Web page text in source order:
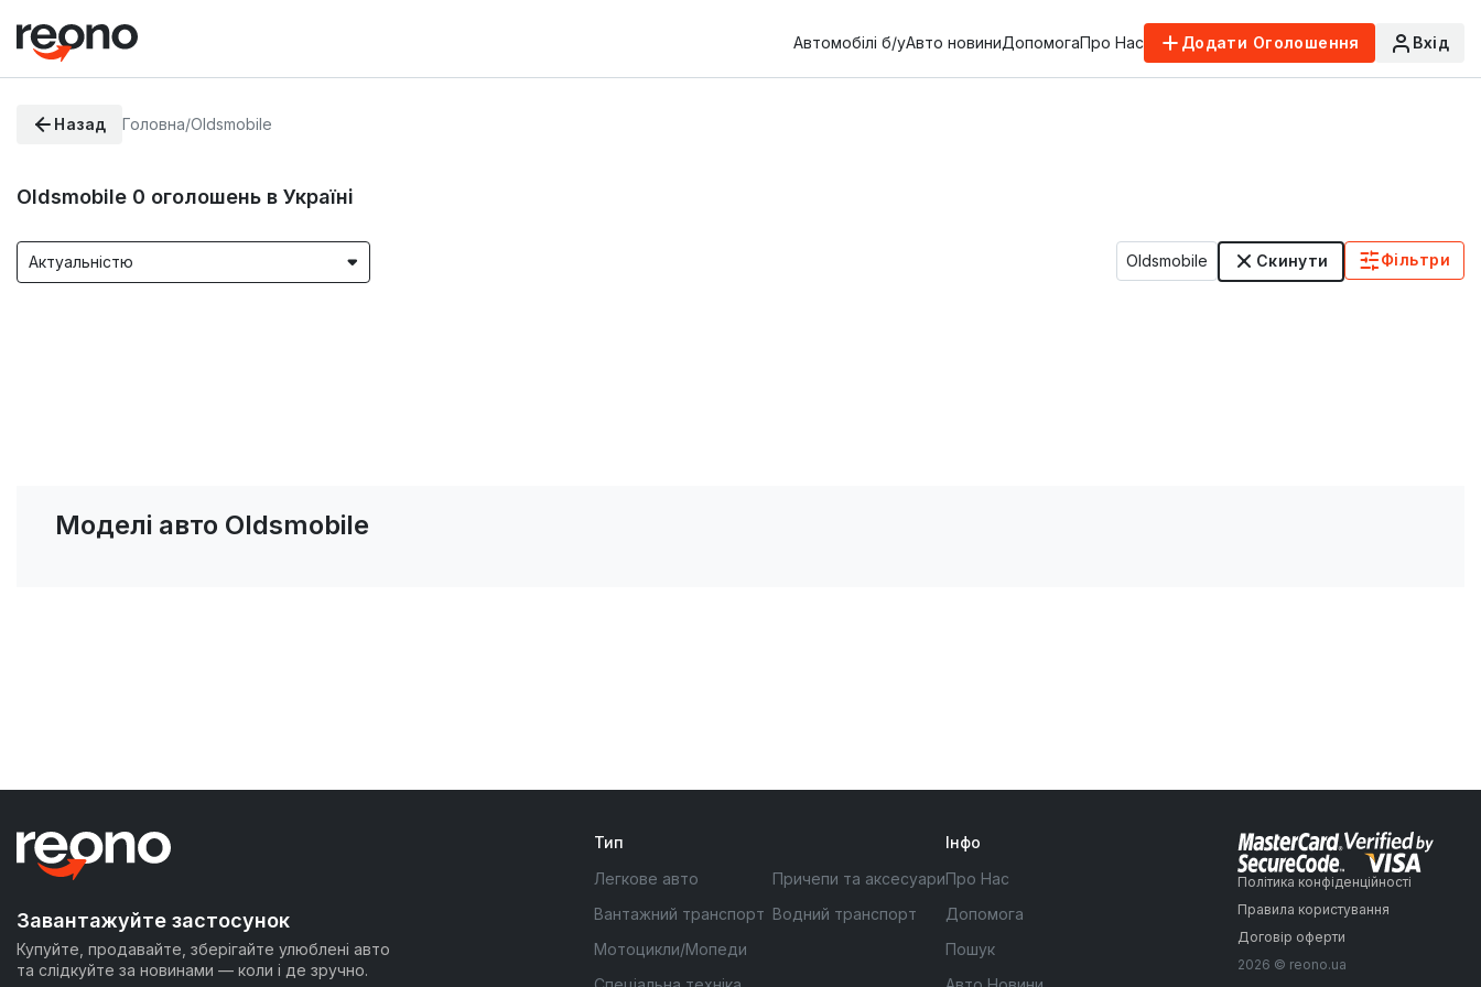
Автомобілі б/уАвто новиниДопомогаПро Нас Додати Оголошення Вхід
Назад Головна/Oldsmobile
Oldsmobile 0 оголошень в Україні
Актуальністю Oldsmobile Скинути Фільтри
Моделі авто Oldsmobile
Завантажуйте застосунок
Купуйте, продавайте, зберігайте улюблені авто
та слідкуйте за новинами — коли і де зручно.
Тип
Легкове авто
Вантажний транспорт
Мотоцикли/Мопеди
Причепи та аксесуари
Водний транспорт
Інфо
Про Нас
Допомога
Пошук
Політика конфіденційності
Правила користування
Договір оферти
2026 © reono.ua